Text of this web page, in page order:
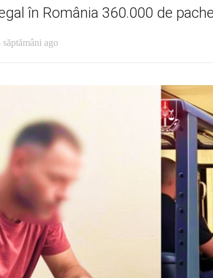
în România 360.000 de
săptămâni ago